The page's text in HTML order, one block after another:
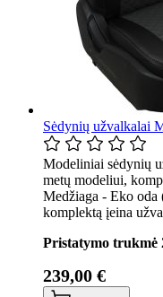
Sėdynių užvalkalai
Modeliniai sėdynių
metų modeliui,
Medžiaga - Eko oda
komplektą įeina
Pristatymo trukmė
239,00 €